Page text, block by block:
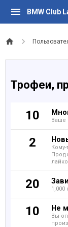
BMW Club
Трофеи,
10 Ваше
2
20 1,000
10 Не
Вы